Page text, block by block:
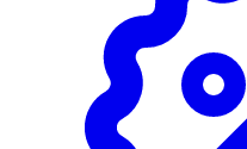
lågor och andra
- Rökning förbjuden.
andra antändningskällor.